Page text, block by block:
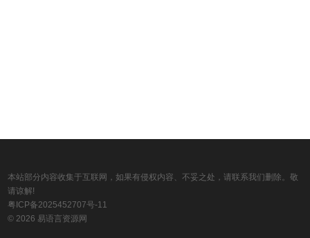
本站部分内容收集于互联网，如果有侵权内容、不妥之处，请联系我们删除。敬
请谅解!
粤ICP备2025452707号-11
© 2026 易语言资源网